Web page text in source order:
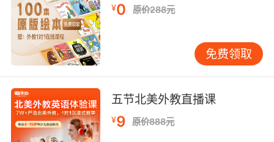
¥0 原价288元
免费领取
五节北美外教直播课
¥9 原价888元